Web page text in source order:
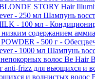
STORY Hair
- 250 мл Шампунь
- 100 мл -
содержанием
- 500 г -
- 1000 мл Шампунь
волос Be Hair
anti-frizz для вьющихся и
и волнистых волос